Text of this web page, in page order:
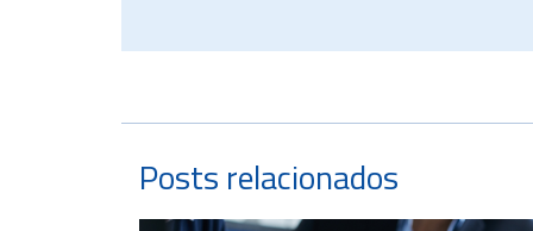
Posts relacionados